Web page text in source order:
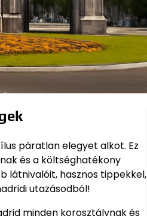
páratlan elegyet alkot. Ez
és a költséghatékony
látnivalóit, hasznos tippekkel,
utazásodból!
minden korosztálynak és